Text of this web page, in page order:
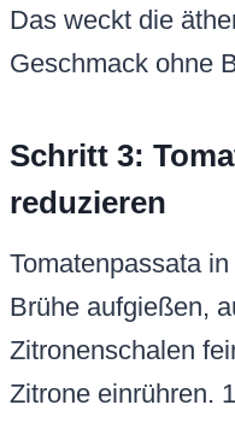
Das weckt die
Geschmack ohne
Schritt 3:
reduzieren
Tomatenpassata
Brühe aufgießen,
Zitronenschalen
Zitrone einrühren.